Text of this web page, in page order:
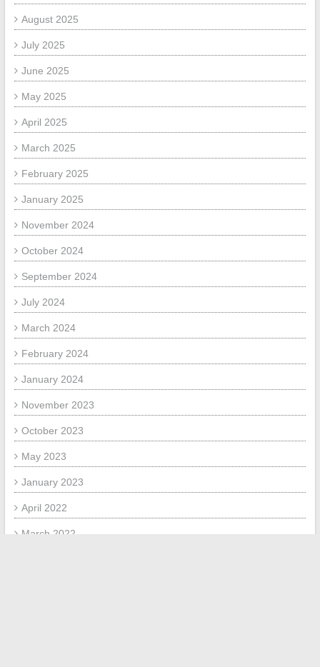
August 2025
July 2025
June 2025
May 2025
April 2025
March 2025
February 2025
January 2025
November 2024
October 2024
September 2024
July 2024
March 2024
February 2024
January 2024
November 2023
October 2023
May 2023
January 2023
April 2022
March 2022